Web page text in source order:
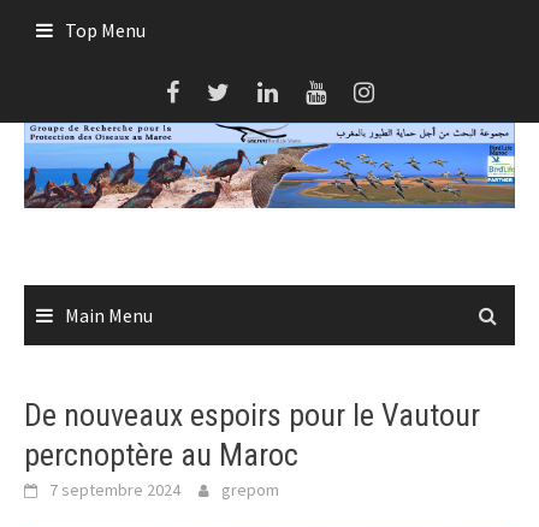
Top Menu
Main Menu
De nouveaux espoirs pour le Vautour
percnoptère au Maroc
7 septembre 2024 grepom